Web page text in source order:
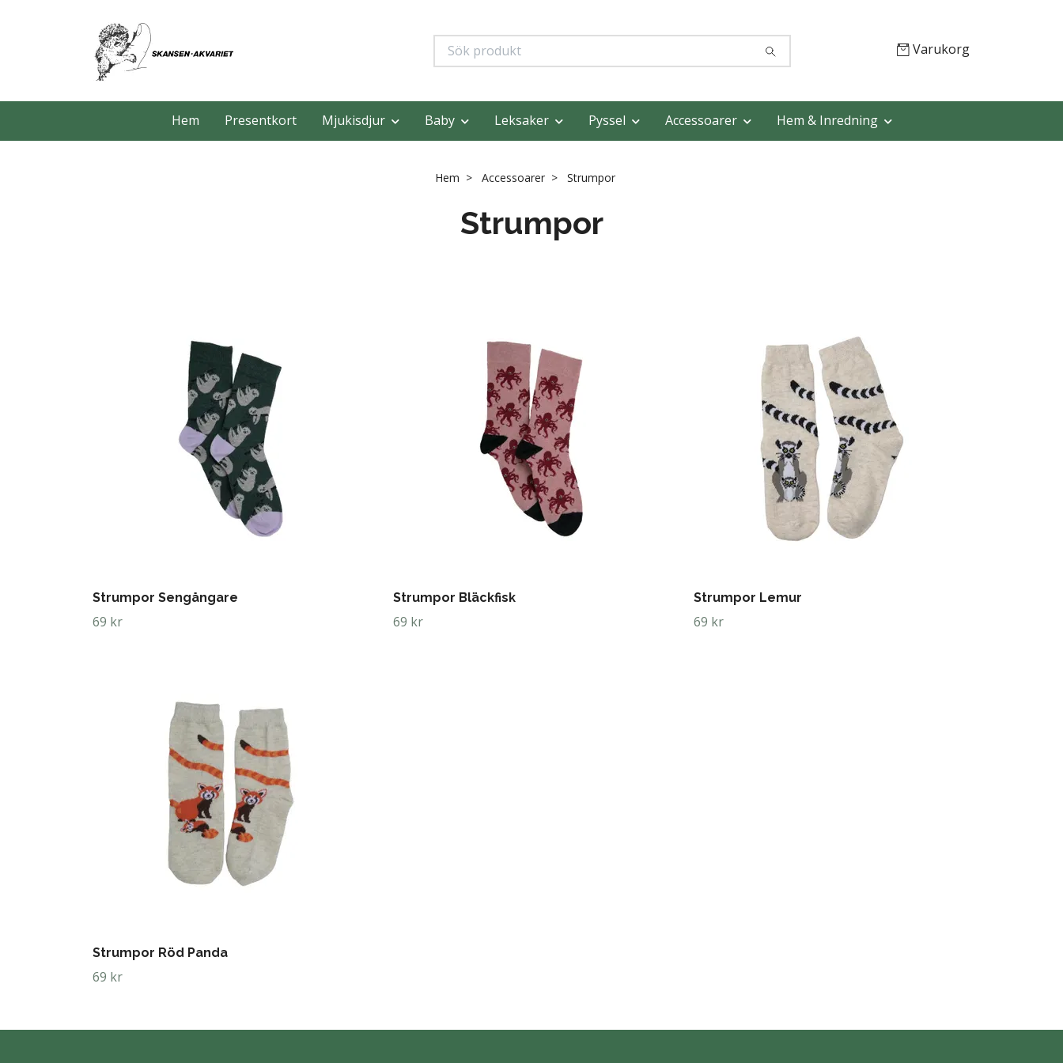
Varukorg
Hem Presentkort Mjukisdjur Baby Leksaker Pyssel Accessoarer Hem & Inredning
Hem Accessoarer Strumpor
Strumpor
Strumpor Sengångare
69 kr
Strumpor Bläckfisk
69 kr
Strumpor Lemur
69 kr
Strumpor Röd Panda
69 kr